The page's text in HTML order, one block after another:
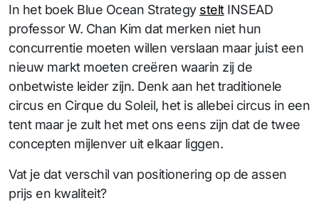
In het boek Blue Ocean Strategy steltINSEAD
professor W. Chan Kim dat merken niet hun
concurrentie moeten willen verslaan maar juist een
nieuw markt moeten creëren waarin zij de
onbetwiste leider zijn. Denk aan het traditionele
circus en Cirque du Soleil, het is allebei circus in een
tent maar je zult het met ons eens zijn dat de twee
concepten mijlenver uit elkaar liggen.
Vat je dat verschil van positionering op de assen
prijs en kwaliteit?